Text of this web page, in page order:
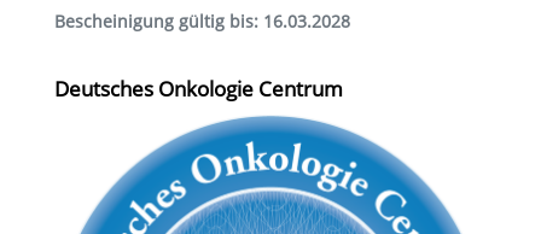
Bescheinigung gültig bis: 16.03.2028
Deutsches Onkologie Centrum